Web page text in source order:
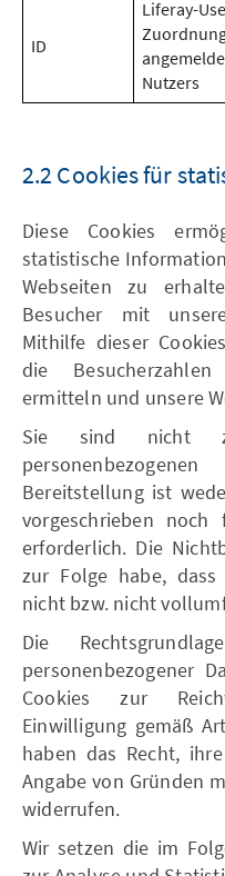
ID
Liferay-
Nutzers
2.2 Cookies für
Diese Cookies
statistische
Webseiten zu
Besucher mit
Mithilfe dieser
die
ermitteln und unsere
Sie sind nicht
Bereitstellung ist
vorgeschrieben noch
erforderlich. Die
zur Folge habe, dass
nicht bzw. nicht
Die
personenbezogener
Cookies zur
Einwilligung gemäß
haben das Recht,
Angabe von Gründen
widerrufen.
Wir setzen die im